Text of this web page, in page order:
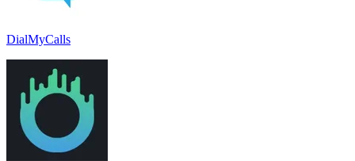
DialMyCalls